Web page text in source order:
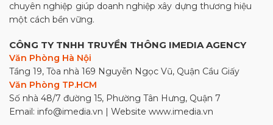
chuyên nghiệp giúp doanh nghiệp xây dựng thương hiệu
một cách bền vững.
CÔNG TY TNHH TRUYỀN THÔNG IMEDIA AGENCY
Văn Phòng Hà Nội
Tầng 19, Tòa nhà 169 Nguyễn Ngọc Vũ, Quận Cầu Giấy
Văn Phòng TP.HCM
Số nhà 48/7 đường 15, Phường Tân Hưng, Quận 7
Email: info@imedia.vn | Website www.imedia.vn